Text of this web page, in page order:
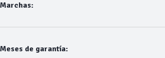
Marchas:
Meses de garantía: